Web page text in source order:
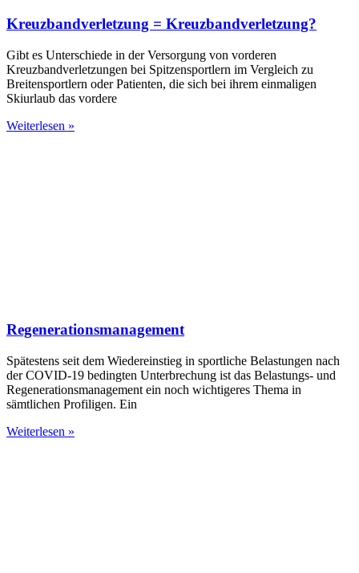
Kreuzbandverletzung = Kreuzbandverletzung?
Gibt es Unterschiede in der Versorgung von vorderen
Kreuzbandverletzungen bei Spitzensportlern im Vergleich zu
Breitensportlern oder Patienten, die sich bei ihrem einmaligen
Skiurlaub das vordere
Weiterlesen »
Regenerationsmanagement
Spätestens seit dem Wiedereinstieg in sportliche Belastungen nach
der COVID-19 bedingten Unterbrechung ist das Belastungs- und
Regenera­tions­management ein noch wich­tigeres Thema in
sämtlichen Profiligen. Ein
Weiterlesen »